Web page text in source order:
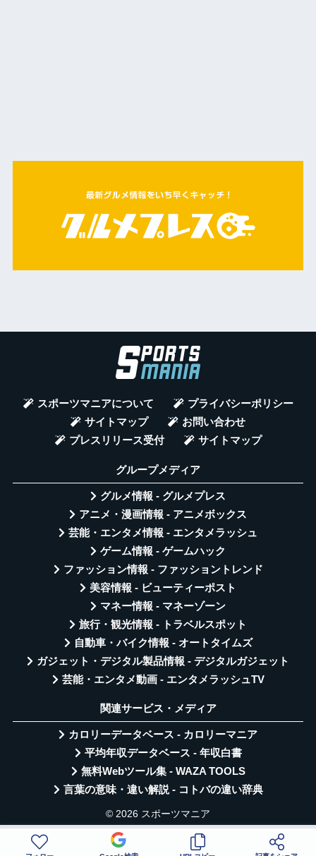
スポーツマニアについて
プライバシーポリシー
サイトマップ
お問い合わせ
プレスリリース受付
サイトマップ
グループメディア
グルメ情報 - グルメプレス
アニメ・漫画情報 - アニメボックス
芸能・エンタメ情報 - エンタメラッシュ
ゲーム情報 - ゲームハック
ファッション情報 - ファッショントレンド
美容情報 - ビューティーポスト
マネー情報 - マネーゾーン
旅行・観光情報 - トラベルスポット
自動車・バイク情報 - オートタイムズ
ガジェット・デジタル製品情報 - デジタルガジェット
芸能・エンタメ動画 - エンタメラッシュTV
関連サービス・メディア
カロリーデータベース - カロリーマニア
平均年収データベース - 年収白書
無料Webツール集 - WAZA TOOLS
言葉の意味・違い解説 - コトバの違い辞典
© 2026 スポーツマニア